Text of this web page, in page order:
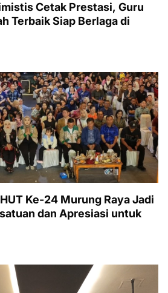
Cetak Prestasi, Guru
Terbaik Siap Berlaga di
Ke-24 Murung Raya Jadi
dan Apresiasi untuk